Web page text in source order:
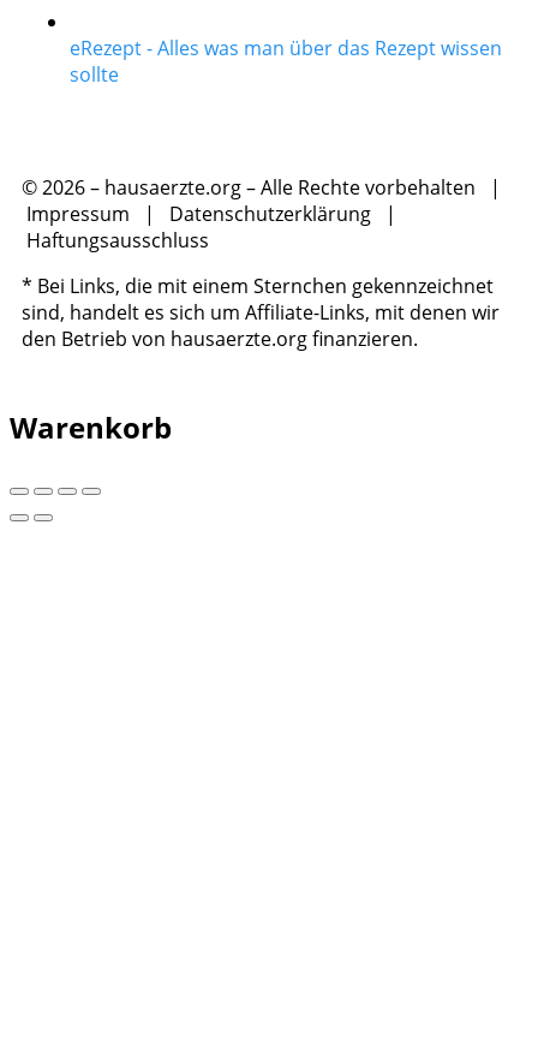
eRezept - Alles was man über das Rezept wissen
sollte
© 2026 – hausaerzte.org – Alle Rechte vorbehalten |
Impressum | Datenschutzerklärung |
Haftungsausschluss
* Bei Links, die mit einem Sternchen gekennzeichnet
sind, handelt es sich um Affiliate-Links, mit denen wir
den Betrieb von hausaerzte.org finanzieren.
Warenkorb